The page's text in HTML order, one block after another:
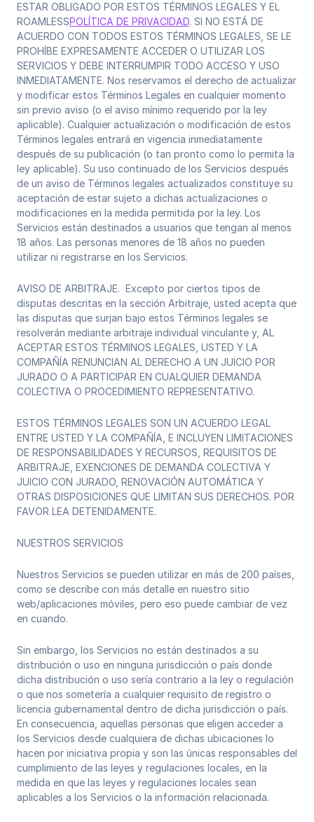
ESTAR OBLIGADO POR ESTOS TÉRMINOS LEGALES Y EL
ROAMLESSPOLÍTICA DE PRIVACIDAD. SI NO ESTÁ DE
ACUERDO CON TODOS ESTOS TÉRMINOS LEGALES, SE LE
PROHÍBE EXPRESAMENTE ACCEDER O UTILIZAR LOS
SERVICIOS Y DEBE INTERRUMPIR TODO ACCESO Y USO
INMEDIATAMENTE. Nos reservamos el derecho de actualizar
y modificar estos Términos Legales en cualquier momento
sin previo aviso (o el aviso mínimo requerido por la ley
aplicable). Cualquier actualización o modificación de estos
Términos legales entrará en vigencia inmediatamente
después de su publicación (o tan pronto como lo permita la
ley aplicable). Su uso continuado de los Servicios después
de un aviso de Términos legales actualizados constituye su
aceptación de estar sujeto a dichas actualizaciones o
modificaciones en la medida permitida por la ley. Los
Servicios están destinados a usuarios que tengan al menos
18 años. Las personas menores de 18 años no pueden
utilizar ni registrarse en los Servicios.
AVISO DE ARBITRAJE. Excepto por ciertos tipos de
disputas descritas en la sección Arbitraje, usted acepta que
las disputas que surjan bajo estos Términos legales se
resolverán mediante arbitraje individual vinculante y, AL
ACEPTAR ESTOS TÉRMINOS LEGALES, USTED Y LA
COMPAÑÍA RENUNCIAN AL DERECHO A UN JUICIO POR
JURADO O A PARTICIPAR EN CUALQUIER DEMANDA
COLECTIVA O PROCEDIMIENTO REPRESENTATIVO.
‍‍ESTOS TÉRMINOS LEGALES SON UN ACUERDO LEGAL
ENTRE USTED Y LA COMPAÑÍA, E INCLUYEN LIMITACIONES
DE RESPONSABILIDADES Y RECURSOS, REQUISITOS DE
ARBITRAJE, EXENCIONES DE DEMANDA COLECTIVA Y
JUICIO CON JURADO, RENOVACIÓN AUTOMÁTICA Y
OTRAS DISPOSICIONES QUE LIMITAN SUS DERECHOS. POR
FAVOR LEA DETENIDAMENTE.
NUESTROS SERVICIOS
Nuestros Servicios se pueden utilizar en más de 200 países,
como se describe con más detalle en nuestro sitio
web/aplicaciones móviles, pero eso puede cambiar de vez
en cuando.
Sin embargo, los Servicios no están destinados a su
distribución o uso en ninguna jurisdicción o país donde
dicha distribución o uso sería contrario a la ley o regulación
o que nos sometería a cualquier requisito de registro o
licencia gubernamental dentro de dicha jurisdicción o país.
En consecuencia, aquellas personas que eligen acceder a
los Servicios desde cualquiera de dichas ubicaciones lo
hacen por iniciativa propia y son las únicas responsables del
cumplimiento de las leyes y regulaciones locales, en la
medida en que las leyes y regulaciones locales sean
aplicables a los Servicios o la información relacionada.